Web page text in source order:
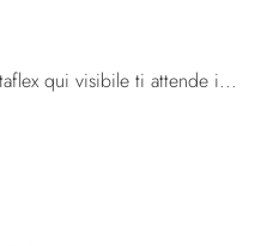
La Rete a doghe Mojave di Brentaflex qui visibile ti attende in showroom ad un prezzo davvero conveniente.